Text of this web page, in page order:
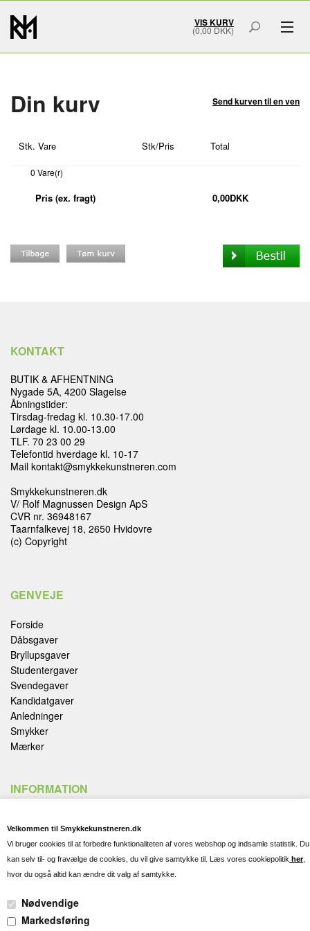
Velkommen til Smykkekunstneren.dk
Vi bruger cookies til at forbedre funktionaliteten af vores webshop og indsamle statistik. Du
kan selv til- og fravælge de cookies, du vil give samtykke til. Læs vores cookiepolitik her,
hvor du også altid kan ændre dit valg af samtykke.
Nødvendige
Markedsføring
VIS KURV
(0,00 DKK)
MÆRKER
URSKRIN
HANDELSBETINGELSER
NYHEDER
Din kurv Send kurven til en ven
Stk. Vare Stk/Pris Total
0 Vare(r)
Pris (ex. fragt) 0,00DKK
KONTAKT
BUTIK & AFHENTNING
Nygade 5A, 4200 Slagelse
Åbningstider:
Tirsdag-fredag kl. 10.30-17.00
Lørdage kl. 10.00-13.00
TLF. 70 23 00 29
Telefontid hverdage kl. 10-17
Mail kontakt@smykkekunstneren.com
Smykkekunstneren.dk
V/ Rolf Magnussen Design ApS
CVR nr. 36948167
Taarnfalkevej 18, 2650 Hvidovre
(c) Copyright
GENVEJE
Forside
Dåbsgaver
Bryllupsgaver
Studentergaver
Svendegaver
Kandidatgaver
Anledninger
Smykker
Mærker
INFORMATION
Fortryd køb
Fragt, Levering og Afhentning
Kontakt og Spørgsmål
Gravering
Cookies
Pleje af dine smykker